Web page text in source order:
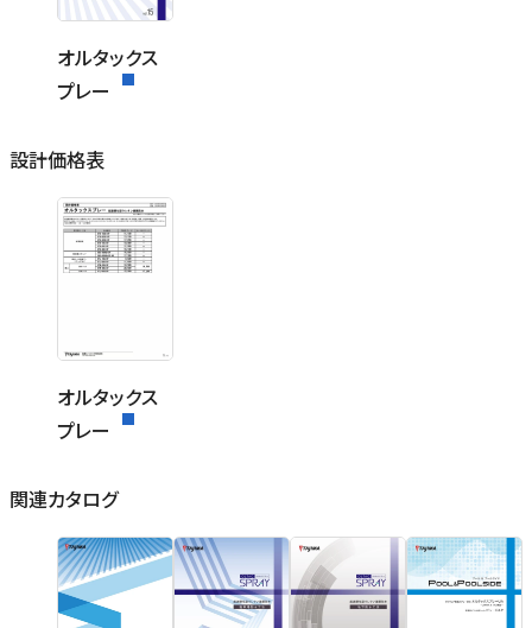
オルタックス
プレー
設計価格表
オルタックス
プレー
関連カタログ